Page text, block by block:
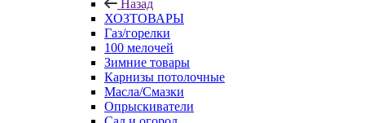
Назад
ХОЗТОВАРЫ
Газ/горелки
100 мелочей
Зимние товары
Карнизы потолочные
Масла/Смазки
Опрыскиватели